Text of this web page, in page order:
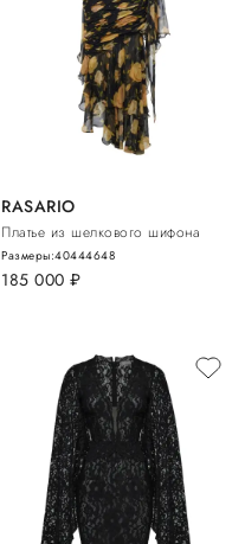
RASARIO
Платье из шелкового шифона
185 000 руб.
Размеры:40444648